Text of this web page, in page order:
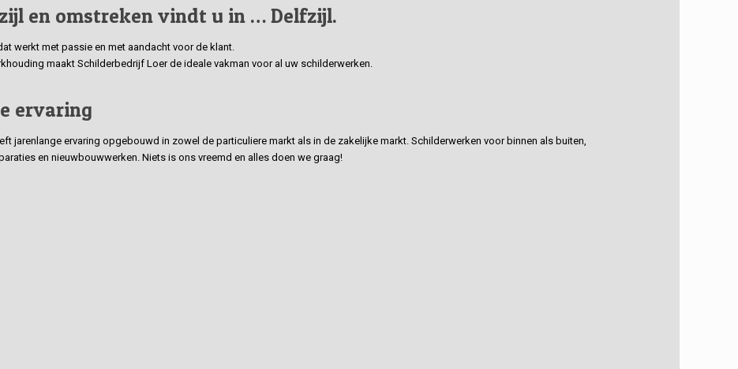
en omstreken vindt u in … Delfzijl.
werkt met passie en met aandacht voor de klant.
maakt Schilderbedrijf Loer de ideale vakman voor al uw schilderwerken.
ervaring
jarenlange ervaring opgebouwd in zowel de particuliere markt als in de zakelijke markt. Schilderwerken voor binnen als buiten,
en nieuwbouwwerken. Niets is ons vreemd en alles doen we graag!